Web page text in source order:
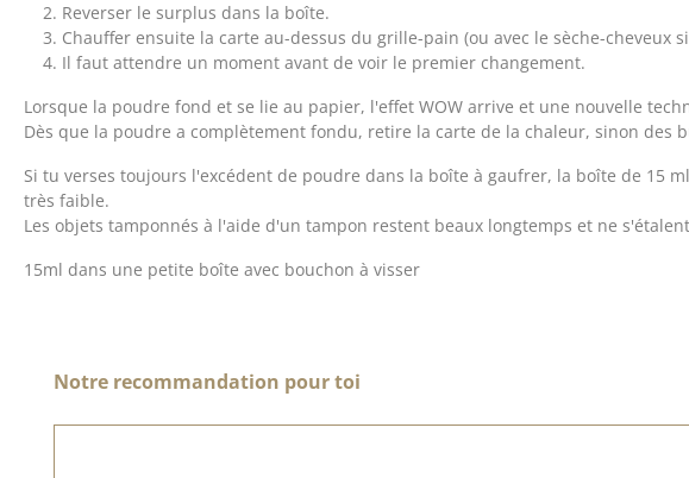
Reverser le surplus dans la boîte.
Chauffer ensuite la carte au-dessus du grille-pain (ou avec le sèche-
Il faut attendre un moment avant de voir le premier changement.
Lorsque la poudre fond et se lie au papier, l'effet WOW arrive et une nouvelle
Dès que la poudre a complètement fondu, retire la carte de la chaleur, sinon des
Si tu verses toujours l'excédent de poudre dans la boîte à gaufrer, la boîte de 15
très faible.
Les objets tamponnés à l'aide d'un tampon restent beaux longtemps et ne
15ml dans une petite boîte avec bouchon à visser
Ignorer la galerie de produits
Notre recommandation pour toi